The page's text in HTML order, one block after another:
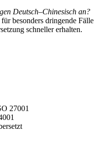
Deutsch–Chinesisch an?
besonders dringende Fälle
schneller erhalten.
27001